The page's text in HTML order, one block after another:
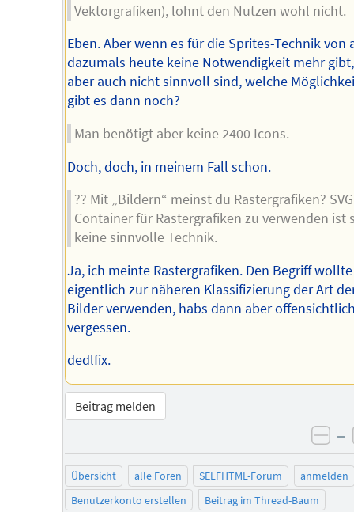
Vektorgrafiken), lohnt den Nutzen wohl nicht.
Eben. Aber wenn es für die Sprites-Technik von
dazumals heute keine Notwendigkeit mehr gibt,
aber auch nicht sinnvoll sind, welche
gibt es dann noch?
Man benötigt aber keine 2400 Icons.
Doch, doch, in meinem Fall schon.
?? Mit „Bildern“ meinst du Rastergrafiken?
Container für Rastergrafiken zu verwenden ist
keine sinnvolle Technik.
Ja, ich meinte Rastergrafiken. Den Begriff
eigentlich zur näheren Klassifizierung der Art
Bilder verwenden, habs dann aber
vergessen.
dedlfix.
Beitrag melden
–
Übersicht alle Foren SELFHTML-Forum
anmelden
Benutzerkonto erstellen
Beitrag im Thread-Baum